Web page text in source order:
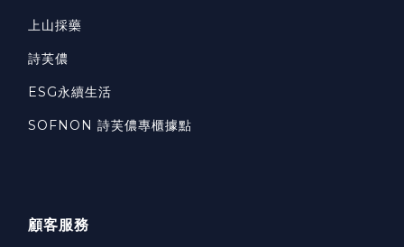
上山採藥
詩芙儂
ESG永續生活
SOFNON 詩芙儂專櫃據點
顧客服務